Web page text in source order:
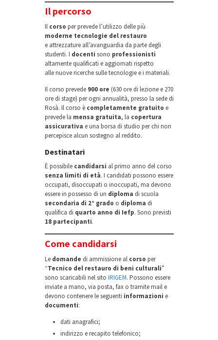
Il percorso
Il corso per prevede l’utilizzo delle più
moderne tecnologie del restauro
e attrezzature all’avanguardia da parte degli
studenti. I docenti sono professionisti
altamente qualificati e aggiornati rispetto
alle nuove ricerche sulle tecnologie e i materiali.
Il corso prevede 900 ore (630 ore di lezione e 270
ore di stage) per ogni annualità, presso la sede di
Rosà. Il corso è completamente gratuito e
prevede la mensa gratuita, la copertura
assicurativa e una borsa di studio per chi non
percepisce alcun sostegno al reddito.
Destinatari
È possibile candidarsi al primo anno del corso
senza limiti di età. I candidati possono essere
occupati, disoccupati o inoccupati, ma devono
essere in possesso di un diploma di scuola
secondaria di 2° grado o diploma di
qualifica di quarto anno di Iefp. Sono previsti
18 partecipanti.
Come candidarsi
Le domande di ammissione alcorso per
“Tecnico del restauro di beni culturali”
sono scaricabili nel sito IRIGEM. Possono essere
inviate a mano, via posta, fax o tramite mail e
devono contenere le seguenti informazioni e
documenti:
dati anagrafici;
indirizzo e recapito telefonico;